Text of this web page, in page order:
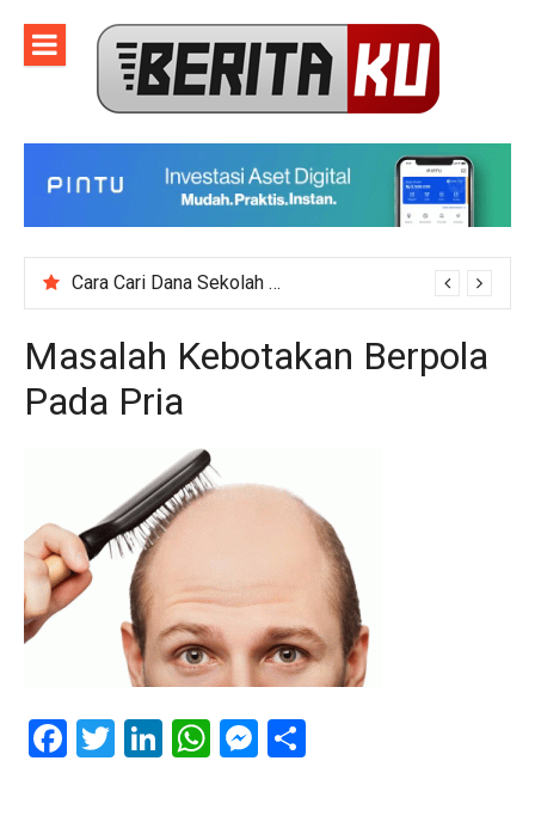
content
Cara Cari Dana Sekolah untuk Event Kegiatan Skala Besar
Masalah Kebotakan Berpola
Pada Pria
Facebook
Twitter
LinkedIn
WhatsApp
Messenger